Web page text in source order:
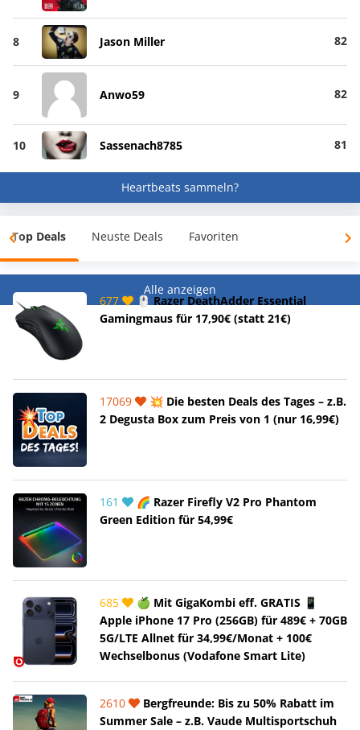
8 Jason Miller 82
9 Anwo59 82
10 Sassenach8785 81
Heartbeats sammeln?
Top Deals Neuste Deals Favoriten
Alle anzeigen
677
🖱️ Razer DeathAdder Essential
Gamingmaus für 17,90€ (statt 21€)
17069
💥 Die besten Deals des Tages – z.B.
2 Degusta Box zum Preis von 1 (nur 16,99€)
161
🌈 Razer Firefly V2 Pro Phantom
Green Edition für 54,99€
685
🍏 Mit GigaKombi eff. GRATIS 📱
Apple iPhone 17 Pro (256GB) für 489€ + 70GB
5G/LTE Allnet für 34,99€/Monat + 100€
Wechselbonus (Vodafone Smart Lite)
2610
Bergfreunde: Bis zu 50% Rabatt im
Summer Sale – z.B. Vaude Multisportschuh